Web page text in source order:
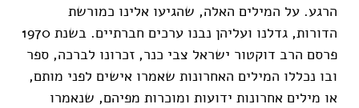
הרגע. על המילים האלה, שהגיעו אלינו כמורשת
הדורות, גדלנו ועליהן נבנו ערכים חברתיים. בשנת 1970
פרסם הרב דוקטור ישראל צבי כנר, זכרונו לברכה, ספר
ובו נכללו המילים האחרונות שאמרו אישים לפני מותם,
או מילים אחרונות ידועות ומוכרות מפיהם, שנאמרו